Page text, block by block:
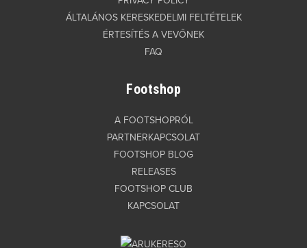
ÁLTALÁNOS KERESKEDELMI FELTÉTELEK
ÉRTESÍTÉS A VEVŐNEK
FAQ
Footshop
A FOOTSHOPRÓL
PARTNERKAPCSOLAT
FOOTSHOP BLOG
RELEASES
FOOTSHOP CLUB
KAPCSOLAT